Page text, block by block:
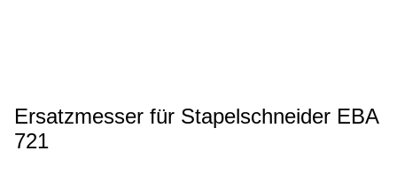
Ersatzmesser für Stapelschneider EBA
721